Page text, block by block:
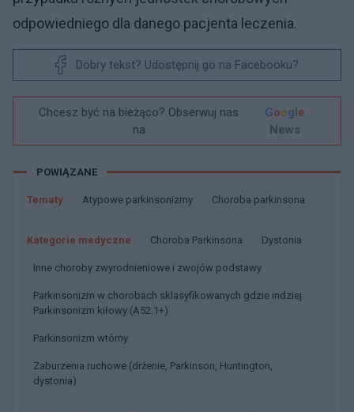
odpowiedniego dla danego pacjenta leczenia.
Dobry tekst? Udostępnij go na Facebooku?
Chcesz być na bieżąco? Obserwuj nas
na
Google
News
POWIĄZANE
Tematy Atypowe parkinsonizmy Choroba parkinsona
Kategorie medyczne Choroba Parkinsona Dystonia
Inne choroby zwyrodnieniowe i zwojów podstawy
Parkinsonizm w chorobach sklasyfikowanych gdzie indziej
Parkinsonizm kiłowy (A52.1+)
Parkinsonizm wtórny
Zaburzenia ruchowe (drżenie, Parkinson, Huntington,
dystonia)